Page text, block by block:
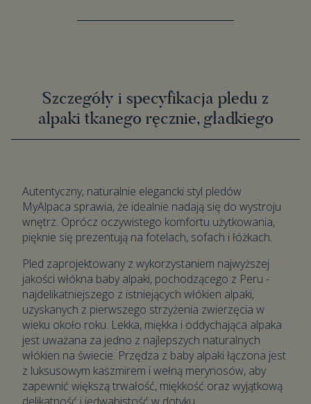
Szczegóły i specyfikacja pledu z
alpaki tkanego ręcznie, gładkiego
Autentyczny, naturalnie elegancki styl pledów
MyAlpaca sprawia, że idealnie nadają się do wystroju
wnętrz. Oprócz oczywistego komfortu użytkowania,
pięknie się prezentują na fotelach, sofach i łóżkach.
Pled zaprojektowany z wykorzystaniem najwyższej
jakości włókna baby alpaki, pochodzącego z Peru -
najdelikatniejszego z istniejących włókien alpaki,
uzyskanych z pierwszego strzyżenia zwierzęcia w
wieku około roku. Lekka, miękka i oddychająca alpaka
jest uważana za jedno z najlepszych naturalnych
włókien na świecie. Przędza z baby alpaki łączona jest
z luksusowym kaszmirem i wełną merynosów, aby
zapewnić większą trwałość, miękkość oraz wyjątkową